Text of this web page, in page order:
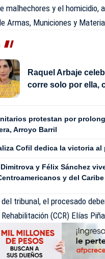
malhechores y el homicidio,
Armas, Municiones y
Raquel Arbaje
corre solo por ella,
protestan por
Arroyo Barril
Cofil dedica la victoria
Dimitrova y Félix Sánchez
y del Caribe
tribunal, el procesado
(CCR) Elías